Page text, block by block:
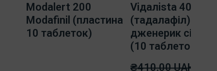
Modalert 200
Modafinil (пластина
10 таблеток)
Viдaлista 40 мг
(тадалафіл)
дженерик сіаліс
(10 таблеток)
₴410.00 UAH